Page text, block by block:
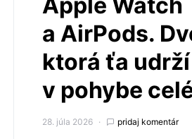
Apple Watch
a AirPods.
ktorá ťa udrží
v pohybe
28. júla 2026 pridaj komentár